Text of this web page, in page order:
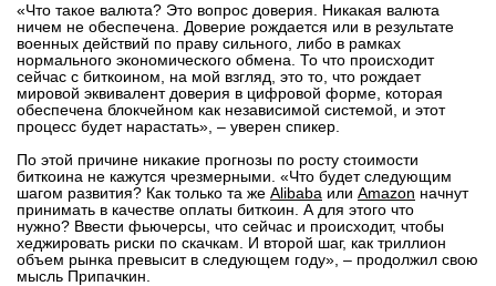
Стать автором
Вход
«Что такое валюта? Это вопрос доверия. Никакая валюта
ничем не обеспечена. Доверие рождается или в результате
военных действий по праву сильного, либо в рамках
нормального экономического обмена. То что происходит
сейчас с биткоином, на мой взгляд, это то, что рождает
мировой эквивалент доверия в цифровой форме, которая
обеспечена блокчейном как независимой системой, и этот
процесс будет нарастать», – уверен спикер.
По этой причине никакие прогнозы по росту стоимости
биткоина не кажутся чрезмерными. «Что будет следующим
шагом развития? Как только та же Alibaba или Amazon начнут
принимать в качестве оплаты биткоин. А для этого что
нужно? Ввести фьючерсы, что сейчас и происходит, чтобы
хеджировать риски по скачкам. И второй шаг, как триллион
объем рынка превысит в следующем году», – продолжил свою
мысль Припачкин.